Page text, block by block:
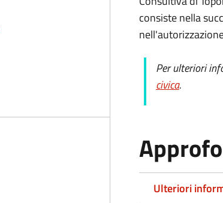
consiste nella
Per ulteriori
civica.
Ulteriori